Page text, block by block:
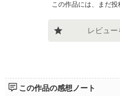
この作品には、まだ投
レビュー
この作品の感想ノート